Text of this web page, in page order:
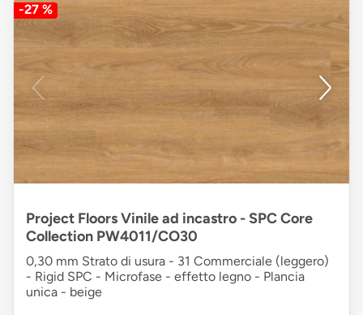
-27 %
Project Floors Vinile ad incastro - SPC Core
Collection PW4011/CO30
0,30 mm Strato di usura - 31 Commerciale (leggero)
- Rigid SPC - Microfase - effetto legno - Plancia
unica - beige